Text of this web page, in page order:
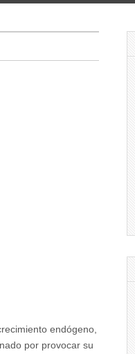
endógeno,
por provocar su